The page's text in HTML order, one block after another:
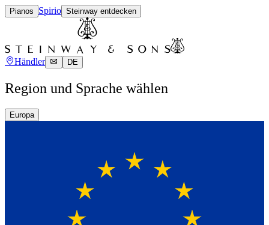
Pianos Spirio Steinway entdecken
Händler DE
Region und Sprache wählen
Europa